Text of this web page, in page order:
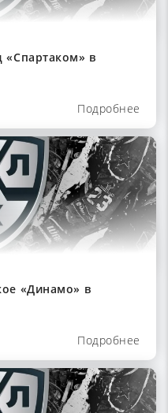
в
Подробнее
«Динамо» в
Подробнее